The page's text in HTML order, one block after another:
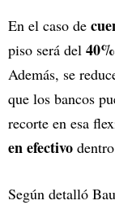
En el caso de
piso será del 40%
Además, se
que los bancos
recorte en esa
en efectivo
Según detalló